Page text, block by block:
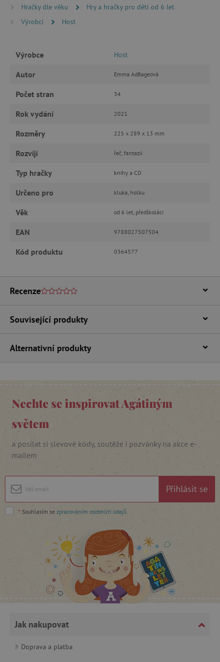
Hračky dle věku
Hry a hračky pro děti od 6 let
Výrobci
Host
Výrobce Host
Autor Emma AdBageová
Počet stran 34
Rok vydání 2021
Rozměry 225 x 289 x 13 mm
Rozvíjí řeč, fantazii
Typ hračky knihy a CD
Určeno pro kluka, holku
Věk od 6 let, předškoláci
EAN 9788027507504
Kód produktu 0364577
Recenze
Související produkty
Alternativní produkty
Nechte se inspirovat Agátiným
světem
a posílat si slevové kódy, soutěže i pozvánky na akce e-
mailem
Přihlásit se
* Souhlasím se zpracováním osobních údajů
Jak nakupovat
Doprava a platba
ANALYTICKÉ COOKIES
FUNKČNÍ SOUBORY
Analytické cookies
Marketingové cookies
základní funkce webových stránek, jako je
stránky nelze bez nezbytně nutných souborů
cookie správně používat.
Název
Cloudflare Inc.
_lb_ccc
CookieScriptConsent
CookieScript
www.agatinsvet.cz
Google Privacy Policy